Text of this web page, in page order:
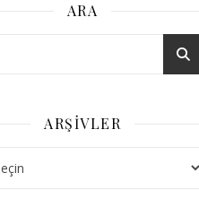
ARA
ARŞIVLER